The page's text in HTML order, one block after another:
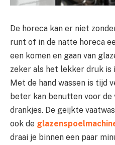
De horeca kan er niet
runt of in de natte horeca
een komen en gaan van
zeker als het lekker druk is
Met de hand wassen is tijd
beter kan benutten voor de
drankjes. De geijkte
ook de
draai je binnen een paar